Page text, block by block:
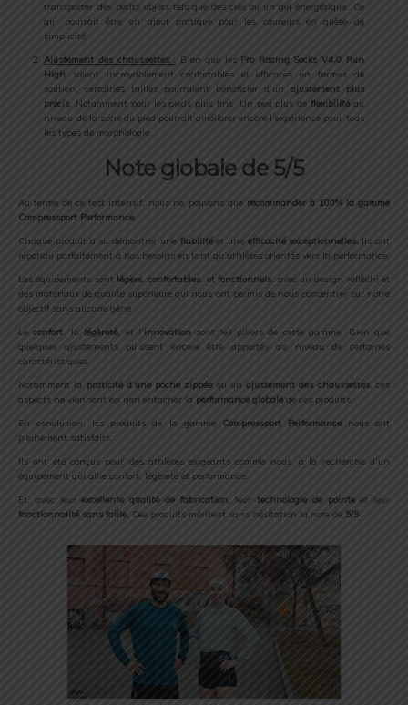
transporter des petits objets tels que des clés ou un gel énergétique. Ce
qui pourrait être un ajout pratique pour les coureurs en quête de
simplicité.
Ajustement des chaussettes: Bien que les Pro Racing Socks V4.0 Run
High
soient incroyablement confortables et efficaces en termes de
soutien, certaines tailles pourraient bénéficier d’un ajustement plus
précis. Notamment pour les pieds plus fins. Un peu plus de flexibilitéau
niveau de la zone du pied pourrait améliorer encore l’expérience pour tous
les types de morphologie.
Note globale de 5/5
Au terme de ce test intensif, nous ne pouvons que recommander à 100% la gamme
Compressport Performance.
Chaque produit a su démontrer une fiabilitéet une efficacité exceptionnelles. Ils ont
répondu parfaitement à nos besoins en tant qu’athlètes orientés vers la performance.
Les équipements sont légers,confortables, etfonctionnels, avec un design réfléchi et
des matériaux de qualité supérieure qui nous ont permis de nous concentrer sur notre
objectif sans aucune gêne.
Leconfort, la légèreté, et l’innovation sont les piliers de cette gamme. Bien que
quelques ajustements puissent encore être apportés au niveau de certaines
caractéristiques.
Notamment la praticité d’une poche zippée ou unajustement des chaussettes, ces
aspects ne viennent en rien entacher la performance globale de ces produits.
En conclusion, les produits de la gamme Compressport Performancenous ont
pleinement satisfaits.
Ils ont été conçus pour des athlètes exigeants comme nous, à la recherche d’un
équipement qui allie confort, légèreté et performance.
Et, avec leurexcellente qualité de fabrication , leur technologie de pointeet leur
fonctionnalité sans faille. Ces produits méritent sans hésitation la note de 5/5